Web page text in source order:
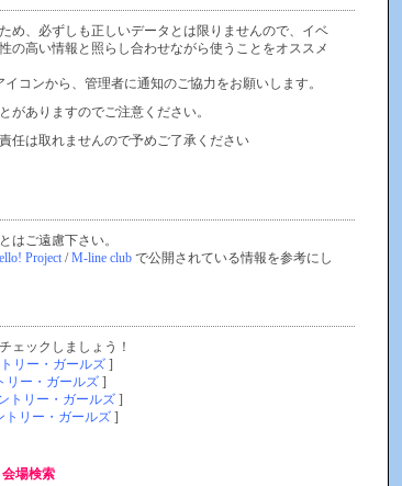
め、必ずしも正しいデータとは限りませんので、イベ
の高い情報と照らし合わせながら使うことをオススメ
イコンから、管理者に通知のご協力をお願いします。
がありますのでご注意ください。
任は取れませんので予めご了承ください
はご遠慮下さい。
Project /M-line club で公開されている情報を参考にし
ェックしましょう！
リー・ガールズ ]
リー・ガールズ ]
トリー・ガールズ ]
トリー・ガールズ ]
場検索